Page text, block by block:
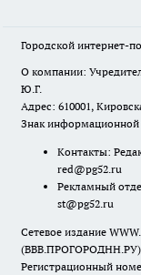
Городской интернет-
О компании:
Ю.Г.
Адрес: 610001,
Знак информационной
Контакты:
red@pg52.ru
Рекламный
st@pg52.ru
Сетевое издание
(ВВВ.ПРОГОРОДНН.РУ).
Регистрационный